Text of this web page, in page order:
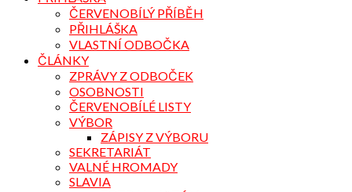
ČERVENOBÍLÝ PŘÍBĚH
PŘIHLÁŠKA
VLASTNÍ ODBOČKA
ČLÁNKY
ZPRÁVY Z ODBOČEK
OSOBNOSTI
ČERVENOBÍLÉ LISTY
VÝBOR
ZÁPISY Z VÝBORU
SEKRETARIÁT
VALNÉ HROMADY
SLAVIA